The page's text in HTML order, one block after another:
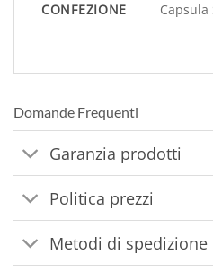
CONFEZIONE
Domande Frequenti
Garanzia prodotti
Politica prezzi
Metodi di spedizione